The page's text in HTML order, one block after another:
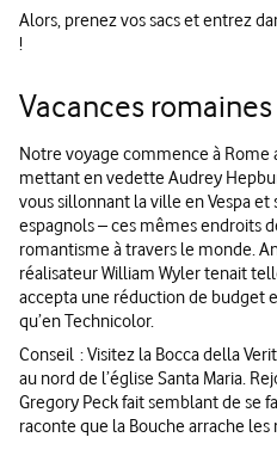
Alors, prenez vos sacs et entrez
!
Vacances
Notre voyage commence à
mettant en vedette Audrey
vous sillonnant la ville en Vespa
espagnols – ces mêmes endroits
romantisme à travers le monde.
réalisateur William Wyler tenait
accepta une réduction de budget
qu’en Technicolor.
Conseil : Visitez la Bocca della
au nord de l’église Santa Maria.
Gregory Peck fait semblant de se
raconte que la Bouche arrache